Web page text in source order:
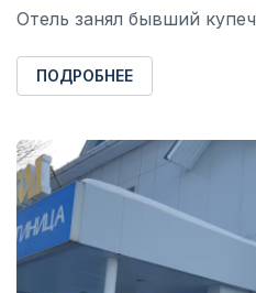
Отель занял бывший
ПОДРОБНЕЕ